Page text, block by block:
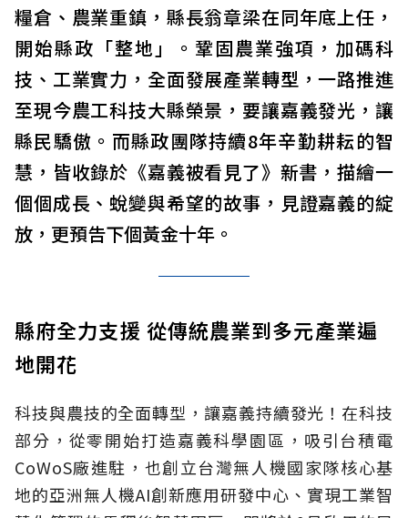
糧倉、農業重鎮，縣長翁章梁在同年底上任，
開始縣政「整地」。鞏固農業強項，加碼科
技、工業實力，全面發展產業轉型，一路推進
至現今農工科技大縣榮景，要讓嘉義發光，讓
縣民驕傲。而縣政團隊持續8年辛勤耕耘的智
慧，皆收錄於《嘉義被看見了》新書，描繪一
個個成長、蛻變與希望的故事，見證嘉義的綻
放，更預告下個黃金十年。
縣府全力支援 從傳統農業到多元產業遍
地開花
科技與農技的全面轉型，讓嘉義持續發光！在科技
部分，從零開始打造嘉義科學園區，吸引台積電
CoWoS廠進駐，也創立台灣無人機國家隊核心基
地的亞洲無人機AI創新應用研發中心、實現工業智